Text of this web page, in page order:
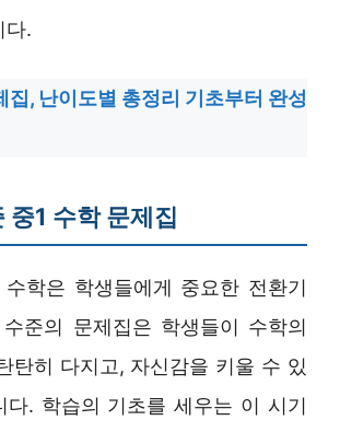
다.
집, 난이도별 총정리 기초부터 완성
중1 수학 문제집
수학은 학생들에게 중요한 전환기
준의 문제집은 학생들이 수학의
탄히 다지고, 자신감을 키울 수 있
다. 학습의 기초를 세우는 이 시기